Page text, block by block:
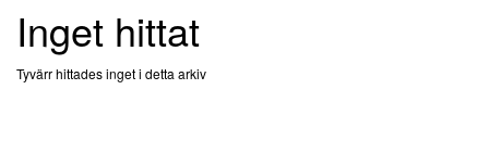
Inget hittat
Tyvärr hittades inget i detta arkiv